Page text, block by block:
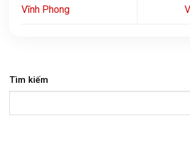
Vĩnh Phong
Tìm kiếm